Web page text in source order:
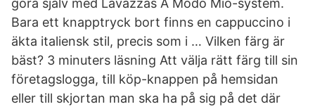
göra själv med Lavazzas A Modo Mio-system.
Bara ett knapptryck bort finns en cappuccino i
äkta italiensk stil, precis som i … Vilken färg är
bäst? 3 minuters läsning Att välja rätt färg till sin
företagslogga, till köp-knappen på hemsidan
eller till skjortan man ska ha på sig på det där